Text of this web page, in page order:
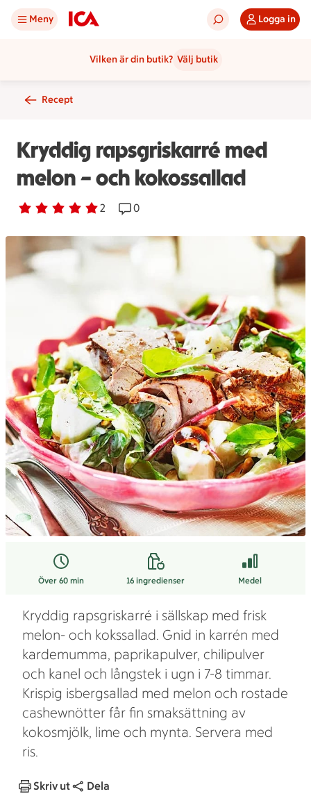
Meny Logga in
Vilken är din butik? Välj butik
Recept
Kryddig rapsgriskarré med
melon – och kokossallad
Betyg 5 av 5. 2
2 personer har röstatReceptet har 0 kommentarer
0
Över 60 min 16 ingredienser Medel
Kryddig rapsgriskarré i sällskap med frisk
melon- och kokssallad. Gnid in karrén med
kardemumma, paprikapulver, chilipulver
och kanel och långstek i ugn i 7-8 timmar.
Krispig isbergsallad med melon och rostade
cashewnötter får fin smaksättning av
kokosmjölk, lime och mynta. Servera med
ris.
Skriv ut Dela